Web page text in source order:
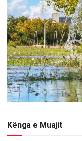
Kënga e Muajit